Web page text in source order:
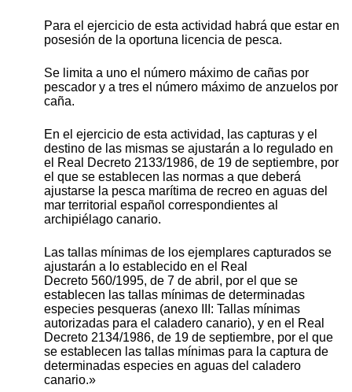
Para el ejercicio de esta actividad habrá que estar en
posesión de la oportuna licencia de pesca.
Se limita a uno el número máximo de cañas por
pescador y a tres el número máximo de anzuelos por
caña.
En el ejercicio de esta actividad, las capturas y el
destino de las mismas se ajustarán a lo regulado en
el Real Decreto 2133/1986, de 19 de septiembre, por
el que se establecen las normas a que deberá
ajustarse la pesca marítima de recreo en aguas del
mar territorial español correspondientes al
archipiélago canario.
Las tallas mínimas de los ejemplares capturados se
ajustarán a lo establecido en el Real
Decreto 560/1995, de 7 de abril, por el que se
establecen las tallas mínimas de determinadas
especies pesqueras (anexo III: Tallas mínimas
autorizadas para el caladero canario), y en el Real
Decreto 2134/1986, de 19 de septiembre, por el que
se establecen las tallas mínimas para la captura de
determinadas especies en aguas del caladero
canario.»